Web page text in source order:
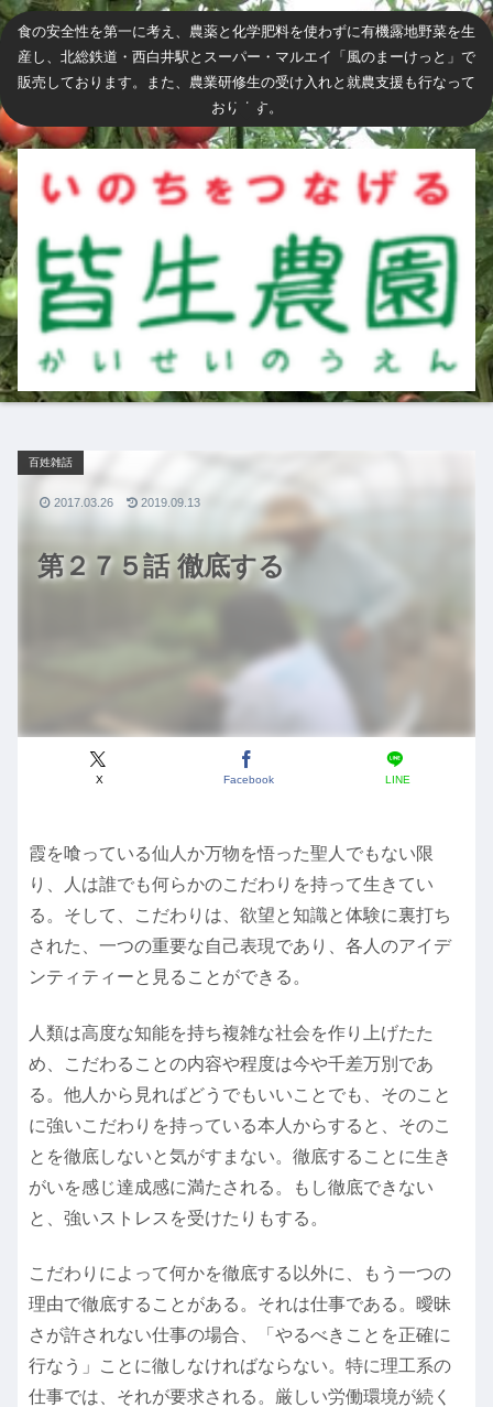
食の安全性を第一に考え、農薬と化学肥料を使わずに有機露地野菜を生
産し、北総鉄道・西白井駅とスーパー・マルエイ「風のまーけっと」で
販売しております。また、農業研修生の受け入れと就農支援も行なって
おります。
第２７５話 徹底する
百姓雑話
X Facebook LINE
2017.03.26 2019.09.13
霞を喰っている仙人か万物を悟った聖人でもない限
り、人は誰でも何らかのこだわりを持って生きてい
る。そして、こだわりは、欲望と知識と体験に裏打ち
された、一つの重要な自己表現であり、各人のアイデ
ンティティーと見ることができる。
人類は高度な知能を持ち複雑な社会を作り上げたた
め、こだわることの内容や程度は今や千差万別であ
る。他人から見ればどうでもいいことでも、そのこと
に強いこだわりを持っている本人からすると、そのこ
とを徹底しないと気がすまない。徹底することに生き
がいを感じ達成感に満たされる。もし徹底できない
と、強いストレスを受けたりもする。
こだわりによって何かを徹底する以外に、もう一つの
理由で徹底することがある。それは仕事である。曖昧
さが許されない仕事の場合、「やるべきことを正確に
行なう」ことに徹しなければならない。特に理工系の
仕事では、それが要求される。厳しい労働環境が続く